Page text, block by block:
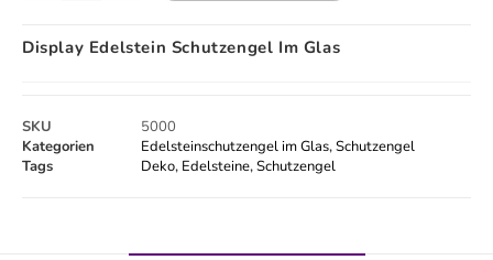
Display Edelstein Schutzengel Im Glas
SKU
5000
Kategorien
Edelsteinschutzengel im Glas,Schutzengel
Tags
Deko, Edelsteine,Schutzengel